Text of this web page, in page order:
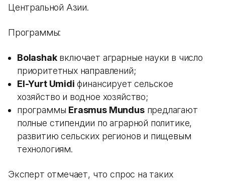
Центральной Азии.
Программы:
Bolashakвключает аграрные науки в число
приоритетных направлений;
El-Yurt Umidi финансирует сельское
хозяйство и водное хозяйство;
программы Erasmus Mundusпредлагают
полные стипендии по аграрной политике,
развитию сельских регионов и пищевым
технологиям.
Эксперт отмечает, что спрос на таких